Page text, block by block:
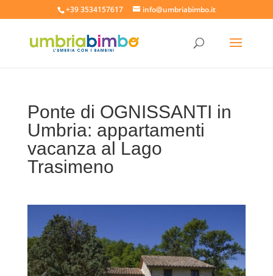
+39 3534157617 info@umbriabimbo.it
Ponte di OGNISSANTI in
Umbria: appartamenti
vacanza al Lago
Trasimeno